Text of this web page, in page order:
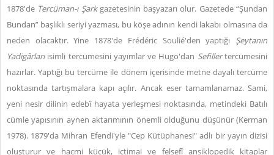
1878'de Tercüman-ı Şark gazetesinin başyazarı olur. Gazetede “Şundan
Bundan” başlıklı seriyi yazması, bu köşe adının kendi lakabı olmasına da
neden olacaktır. Yine 1878'de Frédéric Soulié'den yaptığı Şeytanın
Yadigârları isimli tercümesini yayımlar ve Hugo'dan Sefillertercümesini
hazırlar. Yaptığı bu tercüme ile dönem içerisinde metne dayalı tercüme
noktasında tartışmalara kapı açılır. Ancak eser tamamlanamaz. Sami,
yeni nesir dilinin edebî hayata yerleşmesi noktasında, metindeki Batılı
cümle yapısının aynen aktarımının önemli olduğunu düşünür (Kerman
1978). 1879'da Mihran Efendi'yle "Cep Kütüphanesi" adlı bir yayın dizisi
oluşturur ve hacmi küçük, içtimai ve felsefî ansiklopedik kitaplar